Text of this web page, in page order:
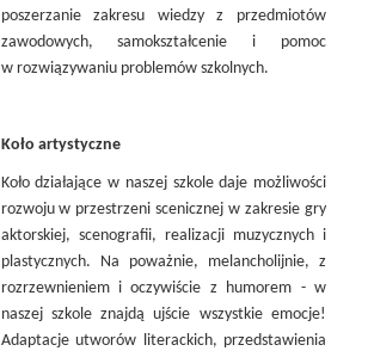
poszerzanie zakresu wiedzy z przedmiotów
zawodowych, samokształcenie i pomoc
w rozwiązywaniu problemów szkolnych.
Koło artystyczne
Koło działające w naszej szkole daje możliwości
rozwoju w przestrzeni scenicznej w zakresie gry
aktorskiej, scenografii, realizacji muzycznych i
plastycznych. Na poważnie, melancholijnie, z
rozrzewnieniem i oczywiście z humorem - w
naszej szkole znajdą ujście wszystkie emocje!
Adaptacje utworów literackich, przedstawienia